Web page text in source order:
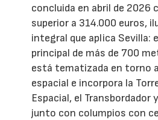
concluida en abril de 2026
superior a 314.000 euros,
integral que aplica Sevilla:
principal de más de 700
está tematizada en torno
espacial e incorpora la
Espacial, el Transbordador
junto con columpios con